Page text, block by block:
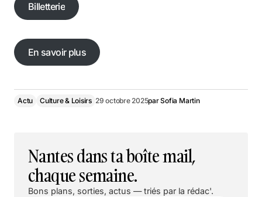
Billetterie
Billetterie
En savoir plus
En savoir plus
Actu Culture & Loisirs 29 octobre 2025parSofia Martin
Nantes dans ta boîte mail,
chaque semaine.
Bons plans, sorties, actus — triés par la rédac'.